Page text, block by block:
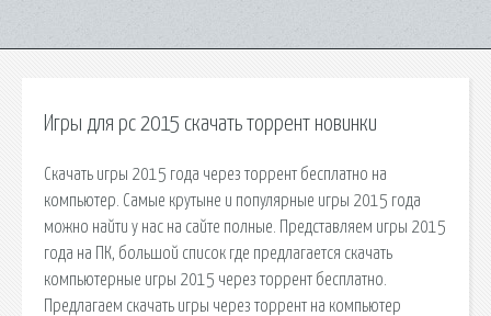
Игры для pc 2015 скачать торрент новинки
Скачать игры 2015 года через торрент бесплатно на
компьютер. Самые крутыне и популярные игры 2015 года
можно найти у нас на сайте полные. Представляем игры 2015
года на ПК, большой список где предлагается скачать
компьютерные игры 2015 через торрент бесплатно.
Предлагаем скачать игры через торрент на компьютер